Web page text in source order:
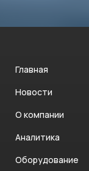
Главная
Новости
О компании
Аналитика
Оборудование